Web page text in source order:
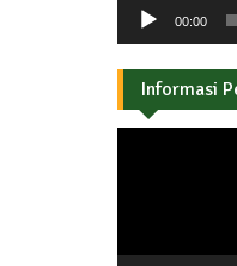
00:00
Informasi